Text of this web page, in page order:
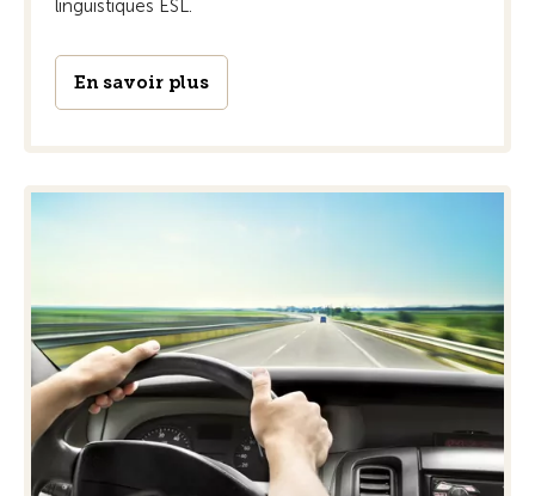
linguistiques ESL.
En savoir plus